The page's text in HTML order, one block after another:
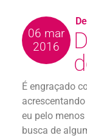
06 mar
2016
É engraçado
eu pelo
busca de